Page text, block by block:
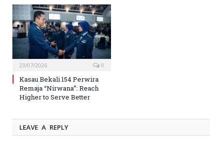
23/07/2026 0
Kasau Bekali 154 Perwira
Remaja “Nirwana”: Reach
Higher to Serve Better
LEAVE A REPLY